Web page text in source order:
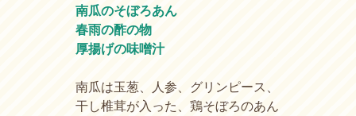
南瓜のそぼろあん
春雨の酢の物
厚揚げの味噌汁
南瓜は玉葱、人参、グリンピース、
干し椎茸が入った、鶏そぼろのあん